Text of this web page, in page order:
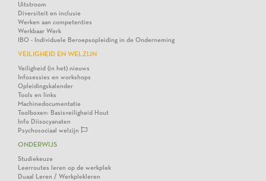
Uitstroom
Diversiteit en inclusie
Werken aan competenties
Werkbaar Werk
IBO - Individuele Beroepsopleiding in de Onderneming
VEILIGHEID EN WELZIJN
Veiligheid (in het) nieuws
Infosessies en workshops
Opleidingskalender
Tools en links
Machinedocumentatie
Toolboxen: Basisveiligheid Hout
Info Diisocyanaten
Psychosociaal welzijn
ONDERWIJS
Studiekeuze
Leerroutes leren op de werkplek
Duaal Leren / Werkplekleren